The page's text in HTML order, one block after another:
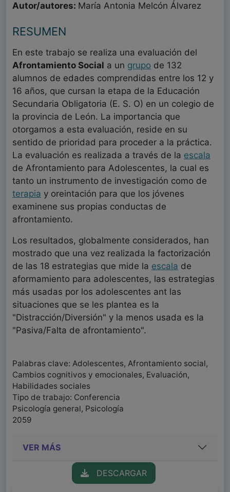
Autor/autores: María Antonia Melcón Álvarez
RESUMEN
En este trabajo se realiza una evaluación del
Afrontamiento Social a un grupo de 132
alumnos de edades comprendidas entre los 12 y
16 años, que cursan la etapa de la Educación
Secundaria Obligatoria (E. S. O) en un colegio de
la provincia de León. La importancia que
otorgamos a esta evaluación, reside en su
sentido de prioridad para proceder a la práctica.
La evaluación es realizada a través de la escala
de Afrontamiento para Adolescentes, la cual es
tanto un instrumento de investigación como de
terapia y oreintación para que los jóvenes
examinene sus propias conductas de
afrontamiento.
Los resultados, globalmente considerados, han
mostrado que una vez realizada la factorización
de las 18 estrategias que mide la escala de
aformamiento para adolescentes, las estrategias
más usadas por los adolescentes ant las
situaciones que se les plantea es la
"Distracción/Diversión" y la menos usada es la
"Pasiva/Falta de afrontamiento".
Palabras clave: Adolescentes, Afrontamiento social,
Cambios cognitivos y emocionales, Evaluación,
Habilidades sociales
Tipo de trabajo: Conferencia
Psicología general, Psicología
2059
VER MÁS
DESCARGAR